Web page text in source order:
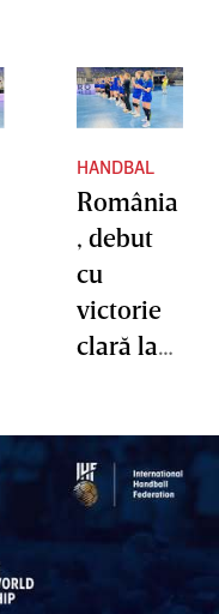
HANDBAL
România
, debut
cu
victorie
clară la
găzduit
în ţara
noastră